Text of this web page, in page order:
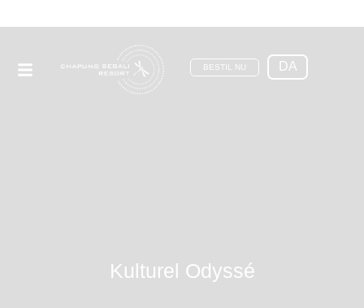
BESTIL NU DA
Kulturel Odyssé